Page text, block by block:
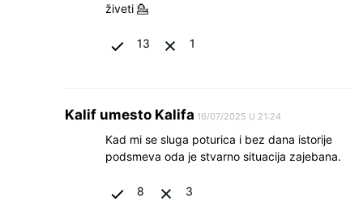
živeti 💁
13 1
Kalif umesto Kalifa 16/07/2025 U 21:24
Kad mi se sluga poturica i bez dana istorije
podsmeva oda je stvarno situacija zajebana.
8 3